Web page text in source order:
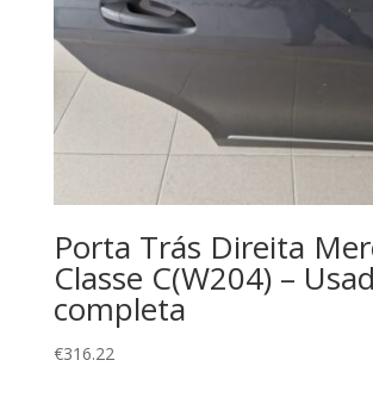
Porta Trás Direita
Classe C(W204) –
completa
€316.22